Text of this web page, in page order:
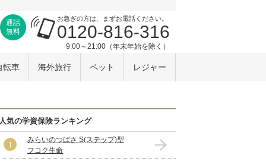
通話
無料
お急ぎの方は、まずお電話ください。
0120-816-316
9:00～21:00（年末年始を除く）
転車 海外旅行 ペット レジャー
人気の学資保険ランキング
みらいのつばさ S(ステップ)型
フコク生命